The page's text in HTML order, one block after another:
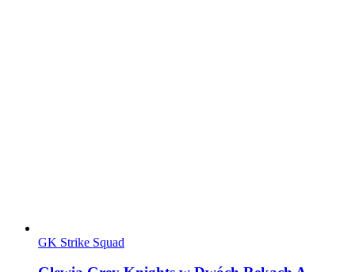
GK Strike Squad